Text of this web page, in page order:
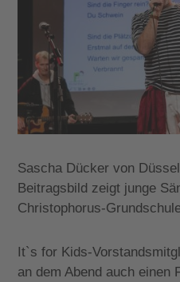
Sascha Dücker von
Beitragsbild zeigt junge
Christophorus-
It`s for Kids-
an dem Abend auch einen